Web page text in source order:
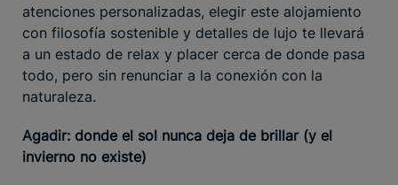
atenciones personalizadas, elegir este alojamiento
con filosofía sostenible y detalles de lujo te llevará
a un estado de relax y placer cerca de donde pasa
todo, pero sin renunciar a la conexión con la
naturaleza.
Agadir: donde el sol nunca deja de brillar (y el
invierno no existe)